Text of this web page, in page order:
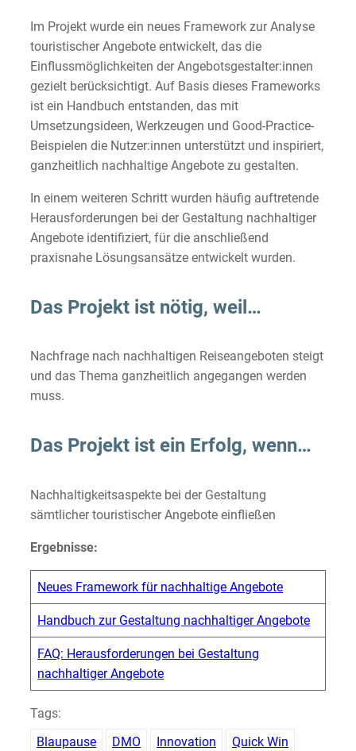
Im Projekt wurde ein neues Framework zur Analyse
touristischer Angebote entwickelt, das die
Einflussmöglichkeiten der Angebotsgestalter:innen
gezielt berücksichtigt. Auf Basis dieses Frameworks
ist ein Handbuch entstanden, das mit
Umsetzungsideen, Werkzeugen und Good-Practice-
Beispielen die Nutzer:innen unterstützt und inspiriert,
ganzheitlich nachhaltige Angebote zu gestalten.
In einem weiteren Schritt wurden häufig auftretende
Herausforderungen bei der Gestaltung nachhaltiger
Angebote identifiziert, für die anschließend
praxisnahe Lösungsansätze entwickelt wurden.
Das Projekt ist nötig, weil…
Nachfrage nach nachhaltigen Reiseangeboten steigt
und das Thema ganzheitlich angegangen werden
muss.
Das Projekt ist ein Erfolg, wenn…
Nachhaltigkeitsaspekte bei der Gestaltung
sämtlicher touristischer Angebote einfließen
Ergebnisse:
Neues Framework für nachhaltige Angebote
Handbuch zur Gestaltung nachhaltiger Angebote
FAQ: Herausforderungen bei Gestaltung
nachhaltiger Angebote
Tags:
Blaupause
DMO Innovation Quick Win